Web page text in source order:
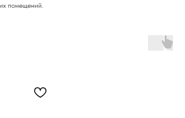
помещений.